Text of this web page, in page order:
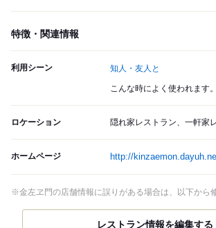
特徴・関連情報
利用シーン 知人・友人と
こんな時によく使われます。
ロケーション 隠れ家レストラン、一軒家
ホームページ http://
※金左ヱ門の店舗情報に誤りがある場合は、以下から